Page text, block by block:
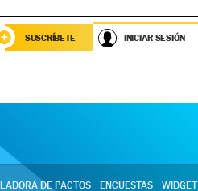
SUSCRÍBETE INICIAR SESIÓN
DE PACTOS ENCUESTAS WIDGET